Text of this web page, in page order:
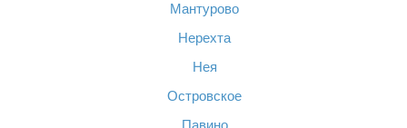
Мантурово
Нерехта
Нея
Островское
Павино